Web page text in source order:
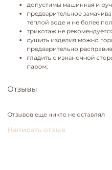
допустимы машинная и
предварительное
тёплой воде и не более
трикотаж не
сушить изделия можно
предварительно
гладить с изнаночной
паром;
Отзывы
Отзывов еще никто не оставлял
Написать отзыв